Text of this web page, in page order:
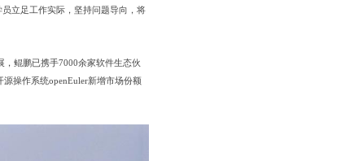
立足工作实际，坚持问题导向，将
鲲鹏已携手7000余家软件生态伙
操作系统openEuler新增市场份额